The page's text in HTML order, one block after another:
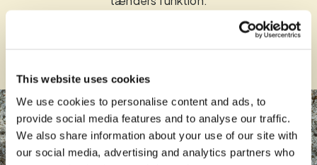
This website uses cookies
We use cookies to personalise content and ads, to
provide social media features and to analyse our traffic.
We also share information about your use of our site with
our social media, advertising and analytics partners who